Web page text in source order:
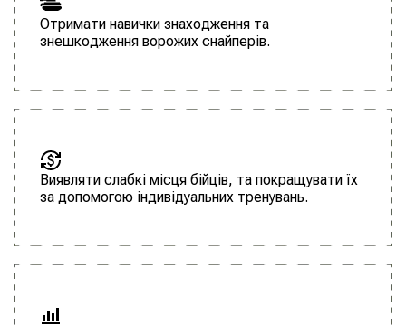
Отримати навички знаходження та
знешкодження ворожих снайперів.
Виявляти слабкі місця бійців, та покращувати їх
за допомогою індивідуальних тренувань.